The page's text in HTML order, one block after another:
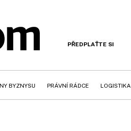
PŘEDPLAŤTE SI
BYZNYSU PRÁVNÍ RÁDCE LOGISTIKA